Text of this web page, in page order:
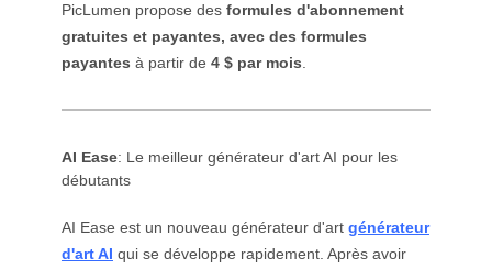
PicLumen propose des formules d'abonnement
gratuites et payantes, avec des formules
payantes à partir de 4 $ par mois
AI Ease: Le meilleur générateur d'art AI pour les
débutants
AI Ease est un nouveau générateur d'art générateur
d'art AI qui se développe rapidement. Après avoir